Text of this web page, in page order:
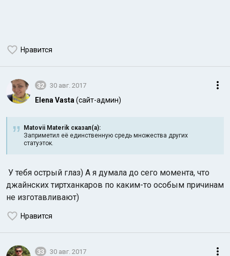
Нравится
32 30 авг. 2017
Elena Vasta (сайт-админ)
Matovii Materik сказал(а):
Заприметил её единственную средь множества других
статуэток.
У тебя острый глаз) А я думала до сего момента, что
джайнских тиртханкаров по каким-то особым причинам
не изготавливают)
Нравится
33 30 авг. 2017